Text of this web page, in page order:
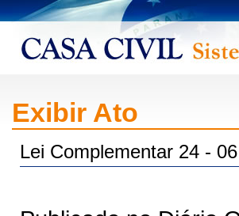
Exibir Ato
Lei Complementar 24 -